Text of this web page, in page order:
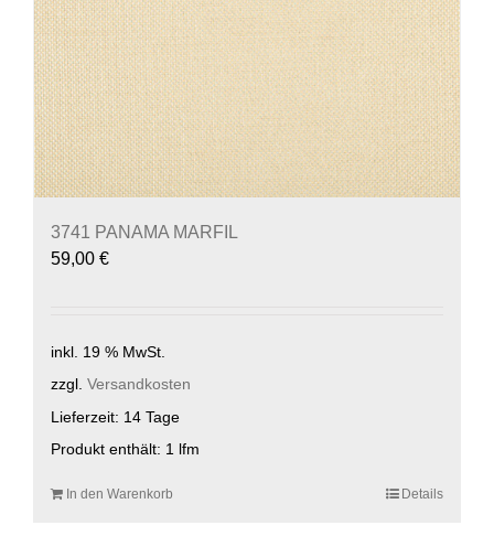
3741 PANAMA MARFIL
59,00 €
inkl. 19 % MwSt.
zzgl. Versandkosten
Lieferzeit: 14 Tage
Produkt enthält: 1 lfm
In den Warenkorb Details